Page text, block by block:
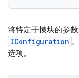
将特定于模块的参
IConfiguration
选项。